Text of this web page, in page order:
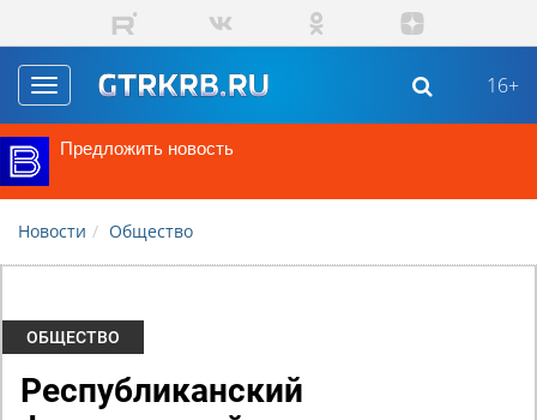
Перейти к основному содержанию
Toggle
navigation
16+
Предложить новость
Новости Общество
ОБЩЕСТВО
Республиканский